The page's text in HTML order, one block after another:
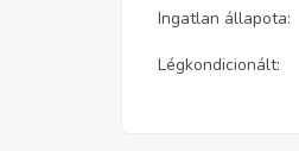
Ingatlan állapota:
Légkondicionált: